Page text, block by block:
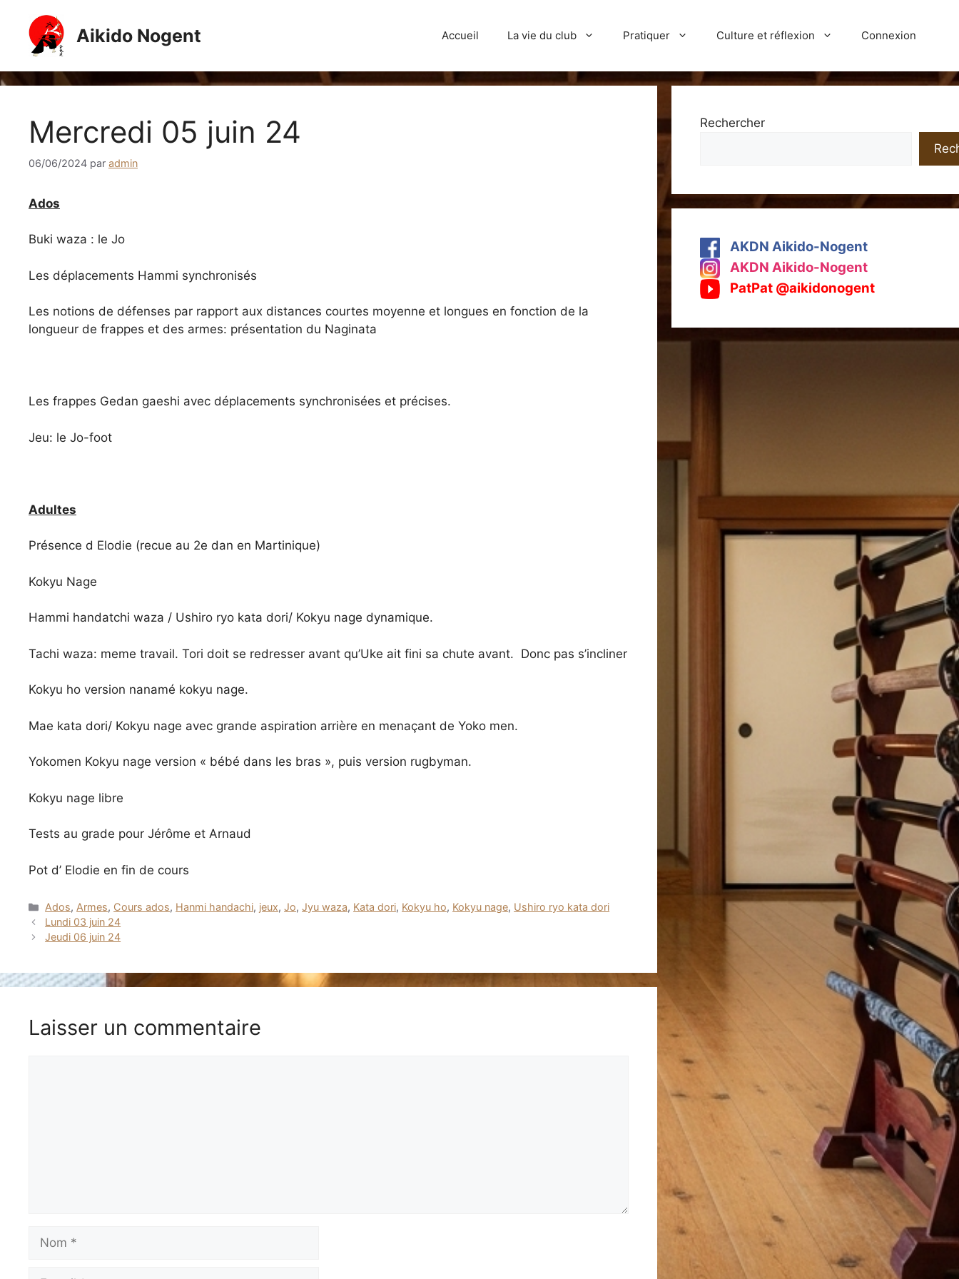
contenu
Aikido Nogent Accueil La vie du club Pratiquer Culture et réflexion Connexion
Mercredi 05 juin 24
06/06/2024 par admin
Ados
Buki waza : le Jo
Les déplacements Hammi synchronisés
Les notions de défenses par rapport aux distances courtes moyenne et longues en fonction de la
longueur de frappes et des armes: présentation du Naginata
Les frappes Gedan gaeshi avec déplacements synchronisées et précises.
Jeu: le Jo-foot
Adultes
Présence d Elodie (recue au 2e dan en Martinique)
Kokyu Nage
Hammi handatchi waza / Ushiro ryo kata dori/ Kokyu nage dynamique.
Tachi waza: meme travail. Tori doit se redresser avant qu’Uke ait fini sa chute avant. Donc pas s’incliner
Kokyu ho version nanamé kokyu nage.
Mae kata dori/ Kokyu nage avec grande aspiration arrière en menaçant de Yoko men.
Yokomen Kokyu nage version « bébé dans les bras », puis version rugbyman.
Kokyu nage libre
Tests au grade pour Jérôme et Arnaud
Pot d’ Elodie en fin de cours
Catégories
Ados,Armes, Cours ados, Hanmi handachi, jeux,Jo,Jyu waza, Kata dori, Kokyu ho, Kokyu nage, Ushiro ryo kata dori
Lundi 03 juin 24
Jeudi 06 juin 24
Laisser un commentaire
Nom
Rechercher
AKDN Aikido-Nogent
AKDN Aikido-Nogent
PatPat @aikidonogent